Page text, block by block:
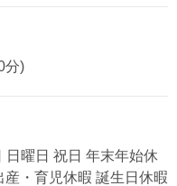
分)
日曜日 祝日 年末年始休
・育児休暇 誕生日休暇